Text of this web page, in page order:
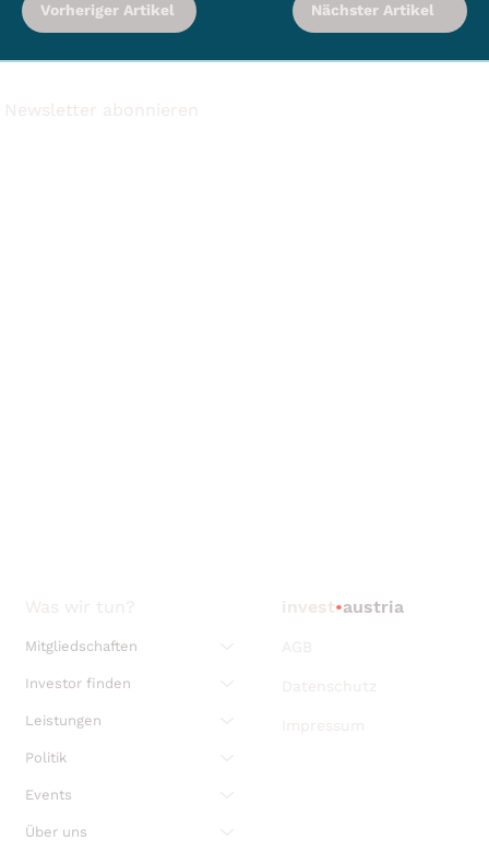
Vorheriger Artikel Nächster Artikel
Was wir tun?
Mitgliedschaften
Investor finden
Leistungen
Politik
Events
Über uns
invest•austria
AGB
Datenschutz
Impressum
Newsletter abonnieren